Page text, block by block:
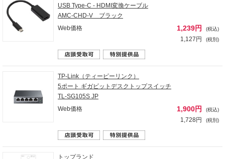
USB Type-C - HDMI変換ケーブル
AMC-CHD-V ブラック
Web価格
1,239円 (税込)
1,127円 (税別)
TP-Link（ティーピーリンク）
5ポート ギガビットデスクトップスイッチ
TL-SG105S JP
Web価格
1,900円 (税込)
1,728円 (税別)
トップランド